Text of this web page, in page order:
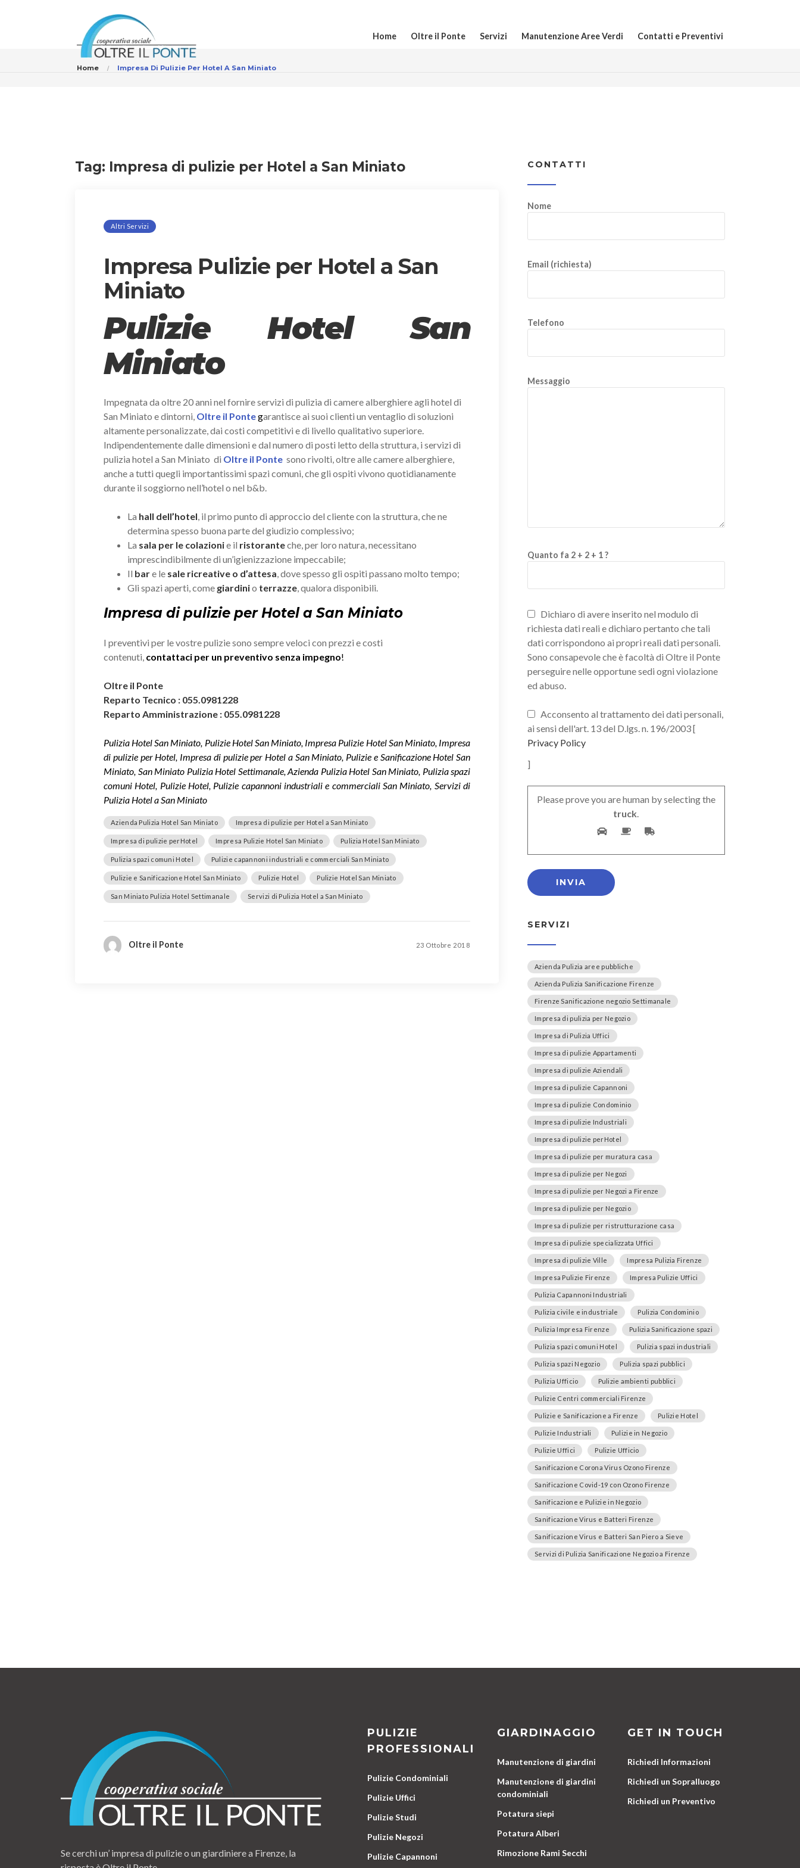
Home Oltre il Ponte Servizi Manutenzione Aree Verdi Contatti e Preventivi
Home Impresa Di Pulizie Per Hotel A San Miniato
Tag: Impresa di pulizie per Hotel a San Miniato
Altri Servizi
Impresa Pulizie per Hotel a San
Miniato
Pulizie Hotel San
Miniato
Impegnata da oltre 20 anni nel fornire servizi di pulizia di camere alberghiere agli hotel di
San Miniato e dintorni, Oltre il Pontegarantisce ai suoi clienti un ventaglio di soluzioni
altamente personalizzate, dai costi competitivi e di livello qualitativo superiore.
Indipendentemente dalle dimensioni e dal numero di posti letto della struttura, i servizi di
pulizia hotel a San Miniato di Oltre il Ponte sono rivolti, oltre alle camere alberghiere,
anche a tutti quegli importantissimi spazi comuni, che gli ospiti vivono quotidianamente
durante il soggiorno nell’hotel o nel b&b.
La hall dell’hotel, il primo punto di approccio del cliente con la struttura, che ne
determina spesso buona parte del giudizio complessivo;
La sala per le colazionie il ristoranteche, per loro natura, necessitano
imprescindibilmente di un’igienizzazione impeccabile;
Il bare le sale ricreative o d’attesa, dove spesso gli ospiti passano molto tempo;
Gli spazi aperti, come giardinio terrazze, qualora disponibili.
Impresa di pulizie per Hotel a San Miniato
I preventivi per le vostre pulizie sono sempre veloci con prezzi e costi
contenuti, contattaci per un preventivo senza impegno!
Oltre il Ponte
Reparto Tecnico : 055.0981228
Reparto Amministrazione : 055.0981228
Pulizia Hotel San Miniato, Pulizie Hotel San Miniato, Impresa Pulizie Hotel San Miniato, Impresa
di pulizie per Hotel, Impresa di pulizie per Hotel a San Miniato, Pulizie e Sanificazione Hotel San
Miniato, San Miniato Pulizia Hotel Settimanale, Azienda Pulizia Hotel San Miniato, Pulizia spazi
comuni Hotel, Pulizie Hotel, Pulizie capannoni industriali e commerciali San Miniato, Servizi di
Pulizia Hotel a San Miniato
Azienda Pulizia Hotel San Miniato Impresa di pulizie per Hotel a San Miniato
Impresa di pulizie perHotel Impresa Pulizie Hotel San Miniato Pulizia Hotel San Miniato
Pulizia spazi comuni Hotel Pulizie capannoni industriali e commerciali San Miniato
Pulizie e Sanificazione Hotel San Miniato Pulizie Hotel Pulizie Hotel San Miniato
San Miniato Pulizia Hotel Settimanale Servizi di Pulizia Hotel a San Miniato
Oltre il Ponte 23 Ottobre 2018
CONTATTI
Nome
Email (richiesta)
Telefono
Messaggio
Quanto fa 2 + 2 + 1 ?
Dichiaro di avere inserito nel modulo di
richiesta dati reali e dichiaro pertanto che tali
dati corrispondono ai propri reali dati personali.
Sono consapevole che è facoltà di Oltre il Ponte
perseguire nelle opportune sedi ogni violazione
ed abuso.
Acconsento al trattamento dei dati personali,
ai sensi dell'art. 13 del D.lgs. n. 196/2003 [
Privacy Policy
]
Please prove you are human by selecting the
truck.
SERVIZI
Azienda Pulizia aree pubbliche
Azienda Pulizia Sanificazione Firenze
Firenze Sanificazione negozio Settimanale
Impresa di pulizia per Negozio
Impresa di Pulizia Uffici
Impresa di pulizie Appartamenti
Impresa di pulizie Aziendali
Impresa di pulizie Capannoni
Impresa di pulizie Condominio
Impresa di pulizie Industriali
Impresa di pulizie perHotel
Impresa di pulizie per muratura casa
Impresa di pulizie per Negozi
Impresa di pulizie per Negozi a Firenze
Impresa di pulizie per Negozio
Impresa di pulizie per ristrutturazione casa
Impresa di pulizie specializzata Uffici
Impresa di pulizie Ville Impresa Pulizia Firenze
Impresa Pulizie Firenze Impresa Pulizie Uffici
Pulizia Capannoni Industriali
Pulizia civile e industriale Pulizia Condominio
Pulizia Impresa Firenze Pulizia Sanificazione spazi
Pulizia spazi comuni Hotel Pulizia spazi industriali
Pulizia spazi Negozio Pulizia spazi pubblici
Pulizia Ufficio Pulizie ambienti pubblici
Pulizie Centri commerciali Firenze
Pulizie e Sanificazione a Firenze Pulizie Hotel
Pulizie Industriali Pulizie in Negozio
Pulizie Uffici Pulizie Ufficio
Sanificazione Corona Virus Ozono Firenze
Sanificazione Covid-19 con Ozono Firenze
Sanificazione e Pulizie in Negozio
Sanificazione Virus e Batteri Firenze
Sanificazione Virus e Batteri San Piero a Sieve
Servizi di Pulizia Sanificazione Negozio a Firenze
Se cerchi un’ impresa di pulizie o un giardiniere a Firenze, la
PULIZIE
PROFESSIONALI
Pulizie Condominiali
Pulizie Uffici
Pulizie Studi
Pulizie Negozi
Pulizie Capannoni
GIARDINAGGIO
Manutenzione di giardini
Manutenzione di giardini
condominiali
Potatura siepi
Potatura Alberi
Rimozione Rami Secchi
GET IN TOUCH
Richiedi Informazioni
Richiedi un Sopralluogo
Richiedi un Preventivo